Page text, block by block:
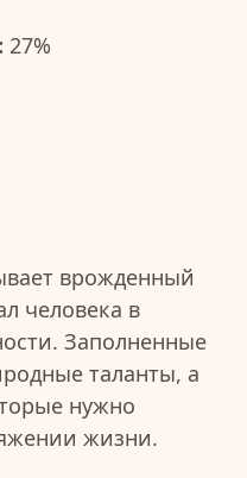
27%
врожденный
человека в
Заполненные
таланты, а
нужно
жизни.